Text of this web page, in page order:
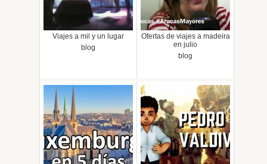
Viajes a mil y un lugar
blog
Ofertas de viajes a madeira
en julio
blog